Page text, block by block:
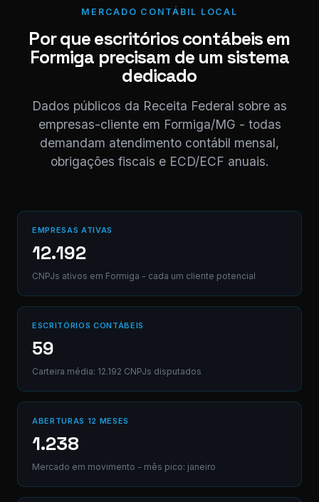
⚠ Nota interna
NF competência 05/
enviada. Registrado
(Ctrl+Enter para
MERCADO CONTÁBIL LOCAL
Por que escritórios contábeis em
Formiga precisam de um sistema
dedicado
Dados públicos da Receita Federal sobre as
empresas-cliente em Formiga/MG - todas
demandam atendimento contábil mensal,
obrigações fiscais e ECD/ECF anuais.
EMPRESAS ATIVAS
12.192
CNPJs ativos em Formiga - cada um cliente potencial
ESCRITÓRIOS CONTÁBEIS
59
Carteira média: 12.192 CNPJs disputados
ABERTURAS 12 MESES
1.238
Mercado em movimento - mês pico: janeiro